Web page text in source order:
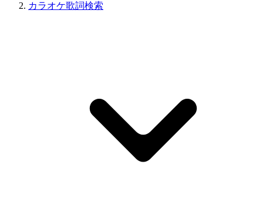
カラオケ歌詞検索